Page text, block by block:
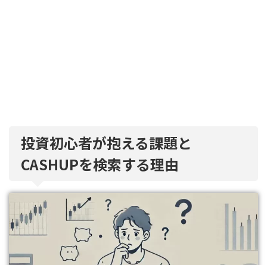
投資初心者が抱える課題と
CASHUPを検索する理由